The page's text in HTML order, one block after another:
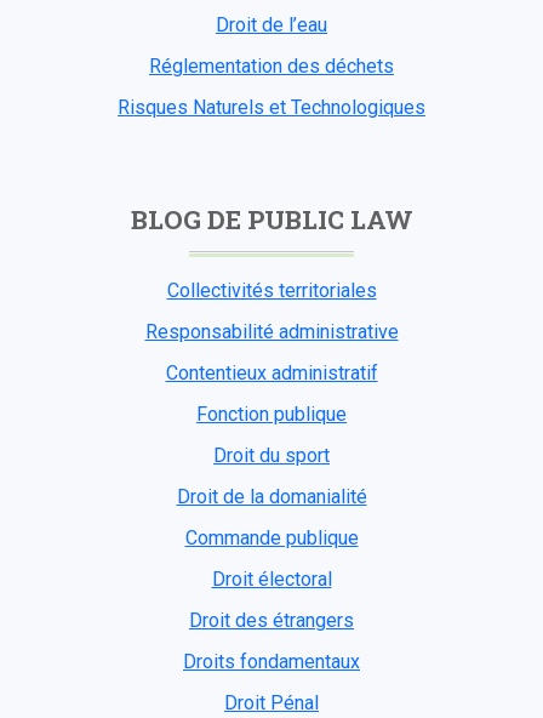
Droit de l’eau
Réglementation des déchets
Risques Naturels et Technologiques
BLOG DE PUBLIC LAW
Collectivités territoriales
Responsabilité administrative
Contentieux administratif
Fonction publique
Droit du sport
Droit de la domanialité
Commande publique
Droit électoral
Droit des étrangers
Droits fondamentaux
Droit Pénal